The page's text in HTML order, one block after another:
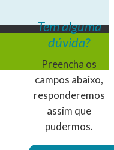
Tem alguma
dúvida?
Preencha os
campos abaixo,
responderemos
assim que
pudermos.